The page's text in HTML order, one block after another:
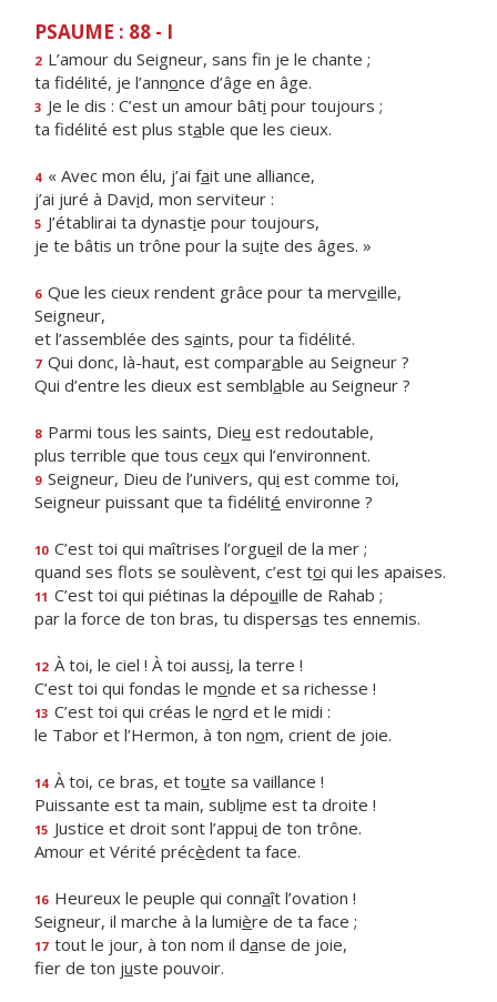
PSAUME : 88 - I
2 L’amour du Seigneur, sans fn je le chante ;
ta fidélité, je l’annonce d’âge en âge.
3 Je le dis : C’est un amour bâti pour toujours ;
ta fidélité est plus stable que les cieux.
4 « Avec mon élu, j’ai fait une alliance,
j’ai juré à David, mon serviteur :
5 J’établirai ta dynastie pour toujours,
je te bâtis un trône pour la suite des âges. »
6 Que les cieux rendent grâce pour ta merveille,
Seigneur,
et l’assemblée des saints, pour ta fidélité.
7 Qui donc, là-haut, est comparable au Seigneur ?
Qui d’entre les dieux est semblable au Seigneur ?
8 Parmi tous les saints, Dieu est redoutable,
plus terrible que tous ceux qui l’environnent.
9 Seigneur, Dieu de l’univers, qui est comme toi,
Seigneur puissant que ta fidélité environne ?
10 C’est toi qui maîtrises l’orgueil de la mer ;
quand ses flots se soulèvent, c’est toi qui les apaises.
11 C’est toi qui piétinas la dépouille de Rahab ;
par la force de ton bras, tu dispersas tes ennemis.
12 À toi, le ciel ! À toi aussi, la terre !
C’est toi qui fondas le monde et sa richesse !
13 C’est toi qui créas le nord et le midi :
le Tabor et l’Hermon, à ton nom, crient de joie.
14 À toi, ce bras, et toute sa vaillance !
Puissante est ta main, sublime est ta droite !
15 Justice et droit sont l’appui de ton trône.
Amour et Vérité précèdent ta face.
16 Heureux le peuple qui connaît l’ovation !
Seigneur, il marche à la lumière de ta face ;
17 tout le jour, à ton nom il danse de joie,
fier de ton juste pouvoir.